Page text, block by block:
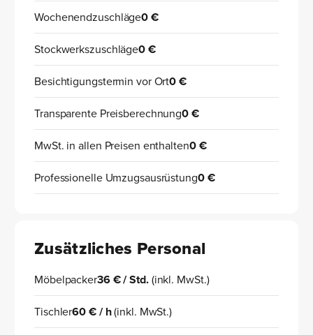
Wochenendzuschläge0 €
Stockwerkszuschläge0 €
Besichtigungstermin vor Ort0 €
Transparente Preisberechnung0 €
MwSt. in allen Preisen enthalten0 €
Professionelle Umzugsausrüstung0 €
Zusätzliches Personal
Möbelpacker36 € / Std.(inkl. MwSt.)
Tischler60 € / h(inkl. MwSt.)